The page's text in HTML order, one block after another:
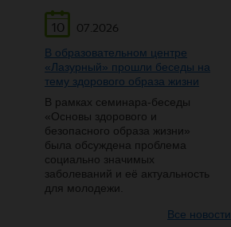
10
07.2026
В образовательном центре
«Лазурный» прошли беседы на
тему здорового образа жизни
В рамках семинара-беседы
«Основы здорового и
безопасного образа жизни»
была обсуждена проблема
социально значимых
заболеваний и её актуальность
для молодежи.
Все новости